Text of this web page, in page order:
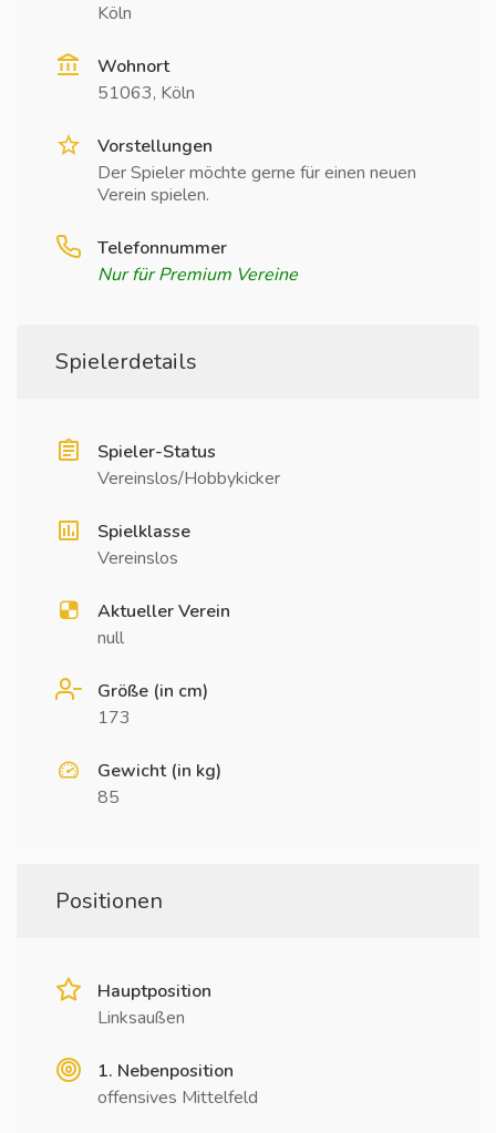
Köln
Wohnort
51063, Köln
Vorstellungen
Der Spieler möchte gerne für einen neuen
Verein spielen.
Telefonnummer
Nur für Premium Vereine
Spielerdetails
Spieler-Status
Vereinslos/Hobbykicker
Spielklasse
Vereinslos
Aktueller Verein
null
Größe (in cm)
173
Gewicht (in kg)
85
Positionen
Hauptposition
Linksaußen
1. Nebenposition
offensives Mittelfeld